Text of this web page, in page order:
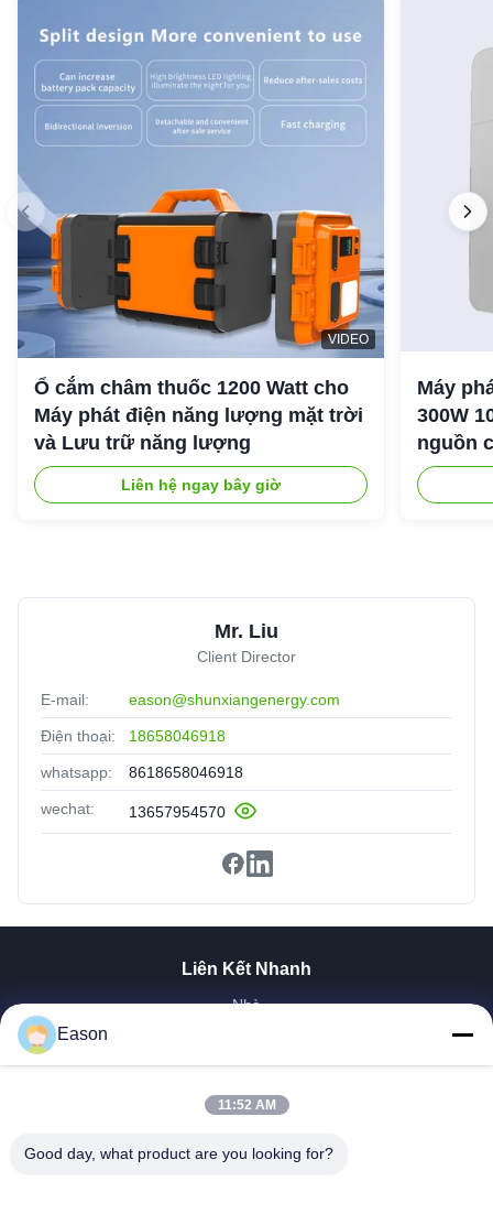
VIDEO
Ổ cắm châm thuốc 1200 Watt cho
Máy phát điện năng lượng mặt trời
và Lưu trữ năng lượng
Liên hệ ngay bây giờ
Máy
300W
nguồn
ngoài
Mr. Liu
Client Director
E-mail: eason@shunxiangenergy.com
Điện thoại: 18658046918
whatsapp: 8618658046918
wechat: 13657954570
Liên Kết Nhanh
Nhà
Video
Tham Quan Nhà Máy
Kiểm Soát Chất Lượng
Eason
11:52 AM
Good day, what product are you looking for?